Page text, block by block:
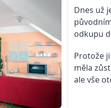
Dnes už
odkupu
Protože
měla
ale vše